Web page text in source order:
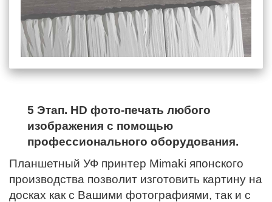
5 Этап. HD фото-печать любого
изображения с помощью
профессионального оборудования.
Планшетный УФ принтер Mimaki японского
производства позволит изготовить картину на
досках как с Вашими фотографиями, так и с